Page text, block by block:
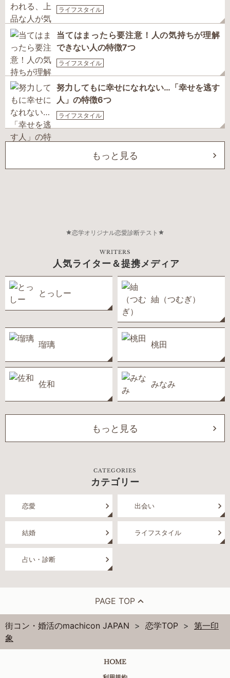
ライフスタイル
当てはまったら要注意！人の気持ちが理解
できない人の特徴7つ
ライフスタイル
努力してもに幸せになれない…「幸せを逃す
人」の特徴6つ
ライフスタイル
もっと見る
恋学オリジナル恋愛診断テスト
WRITERS
人気ライター＆提携メディア
とっしー
紬（つむぎ）
瑠璃 桃田
佐和 みなみ
もっと見る
CATEGORIES
カテゴリー
恋愛 出会い
結婚 ライフスタイル
占い・診断
PAGE TOP
街コン・婚活のmachicon JAPAN 恋学TOP
第一印
象
HOME